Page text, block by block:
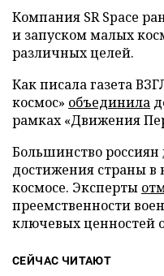
Компания SR Space
и запуском малых
различных целей.
Как писала газета
космос» объединила
рамках «Движения
Большинство россиян
достижения страны в
космосе. Эксперты
преемственности
ключевых ценностей
СЕЙЧАС ЧИТАЮТ